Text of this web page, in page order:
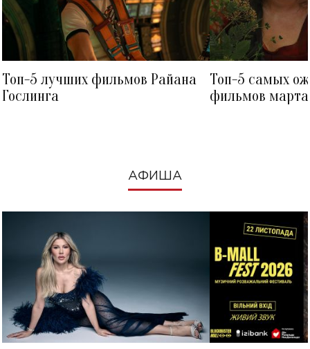
Топ-5 лучших фильмов Райана
Гослинга
Топ-5 самых
фильмов
АФИША